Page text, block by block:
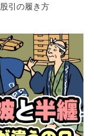
股引の履き方